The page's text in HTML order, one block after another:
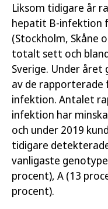
Liksom tidigare år
hepatit B-infektion
(Stockholm, Skåne
totalt sett och
Sverige. Under året
av de rapporterade
infektion. Antalet
infektion har
och under 2019
tidigare
vanligaste
procent), A (13
procent).